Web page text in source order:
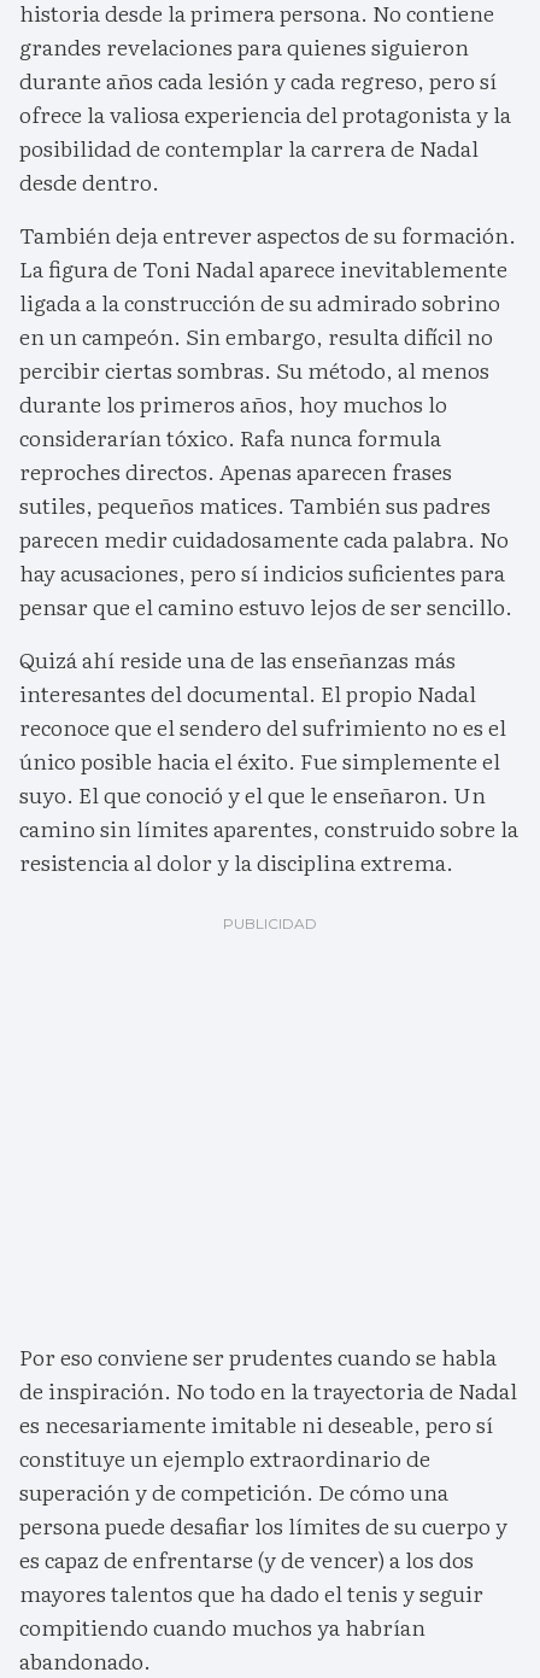
historia desde la primera persona. No contiene
grandes revelaciones para quienes siguieron
durante años cada lesión y cada regreso, pero sí
ofrece la valiosa experiencia del protagonista y la
posibilidad de contemplar la carrera de Nadal
desde dentro.
También deja entrever aspectos de su formación.
La figura de Toni Nadal aparece inevitablemente
ligada a la construcción de su admirado sobrino
en un campeón. Sin embargo, resulta difícil no
percibir ciertas sombras. Su método, al menos
durante los primeros años, hoy muchos lo
considerarían tóxico. Rafa nunca formula
reproches directos. Apenas aparecen frases
sutiles, pequeños matices. También sus padres
parecen medir cuidadosamente cada palabra. No
hay acusaciones, pero sí indicios suficientes para
pensar que el camino estuvo lejos de ser sencillo.
Quizá ahí reside una de las enseñanzas más
interesantes del documental. El propio Nadal
reconoce que el sendero del sufrimiento no es el
único posible hacia el éxito. Fue simplemente el
suyo. El que conoció y el que le enseñaron. Un
camino sin límites aparentes, construido sobre la
resistencia al dolor y la disciplina extrema.
Por eso conviene ser prudentes cuando se habla
de inspiración. No todo en la trayectoria de Nadal
es necesariamente imitable ni deseable, pero sí
constituye un ejemplo extraordinario de
superación y de competición. De cómo una
persona puede desafiar los límites de su cuerpo y
es capaz de enfrentarse (y de vencer) a los dos
mayores talentos que ha dado el tenis y seguir
compitiendo cuando muchos ya habrían
abandonado.